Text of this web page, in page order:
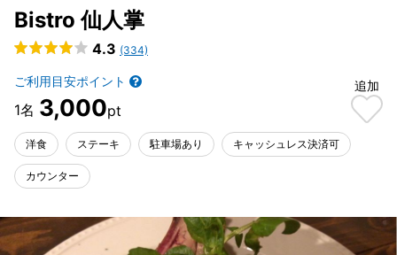
Bistro 仙人掌
4.3 (334)
ご利用目安ポイント
3,000
追加
洋食 ステーキ 駐車場あり キャッシュレス決済可
カウンター